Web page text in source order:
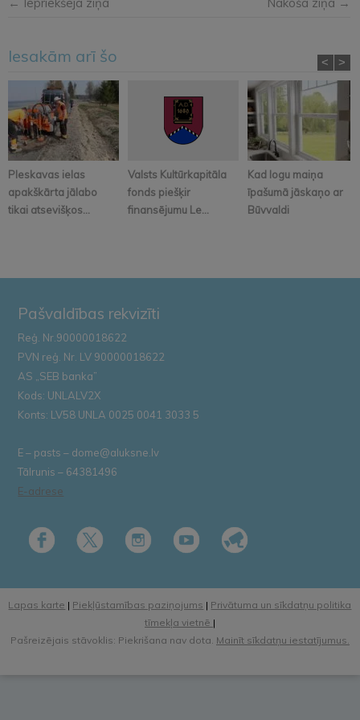
← Iepriekšējā ziņa Nākošā ziņa →
Iesakām arī šo
Pleskavas ielas
apakškārta jālabo
tikai atsevišķos...
Valsts Kultūrkapitāla
fonds piešķir
finansējumu Le...
Kad logu maiņa
īpašumā jāskaņo ar
Būvvaldi
< >
Pašvaldības rekvizīti
Reģ. Nr.90000018622
PVN reģ. Nr. LV 90000018622
AS „SEB banka”
Kods: UNLALV2X
Konts: LV58 UNLA 0025 0041 3033 5
E – pasts – dome@aluksne.lv
Tālrunis – 64381496
E-adrese
Lapas karte | Piekļūstamības paziņojums | Privātuma un sīkdatņu politika
tīmekļa vietnē |
Pašreizējais stāvoklis: Piekrišana nav dota. Mainīt sīkdatņu iestatījumus.